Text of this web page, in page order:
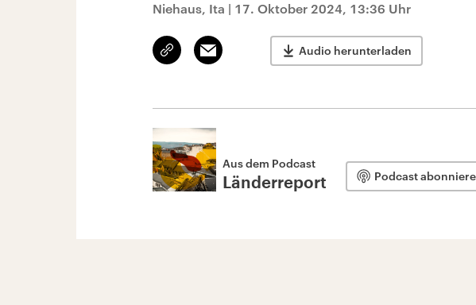
Niehaus, Ita | 17. Oktober 2024, 13:36 Uhr
Link
kopieren/teilen
Email Audio herunterladen
Aus dem Podcast
Länderreport Podcast